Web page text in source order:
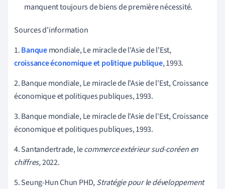
manquent toujours de biens de première nécessité.
Sources d'information
1.Banquemondiale, Le miracle de l'Asie de l'Est,
croissance économique et politique publique, 1993.
2.Banque mondiale, Le miracle de l'Asie de l'Est, Croissance
économique et politiques publiques, 1993.
3.Banque mondiale, Le miracle de l'Asie de l'Est, Croissance
économique et politiques publiques, 1993.
4. Santandertrade, lecommerce extérieur sud-coréen en
chiffres,2022.
5. Seung-Hun Chun PHD,Stratégie pour le développement